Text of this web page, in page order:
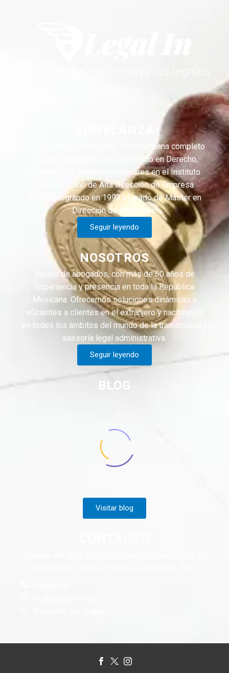
En 1985 en la Universidad Panamericana completo
el grado académico de Licenciado en Derecho,
continuo sus estudios superiores en el Instituto
Panamericano de Alta Dirección de Empresa
(IPADE) logrando en 1993 el grado de Máster en
Dirección de Empresas.
Seguir leyendo
NOSOTROS
Bufete de abogados, con más de 60 años de
experiencia y presencia en toda la República
Mexicana. Ofrecemos soluciones dinámicas y
eficientes a clientes en el extranjero y nacionales,
en todos los ámbitos del mundo de la tramitología y
asesoría legal administrativa.
Seguir leyendo
BLOG
Visitar blog